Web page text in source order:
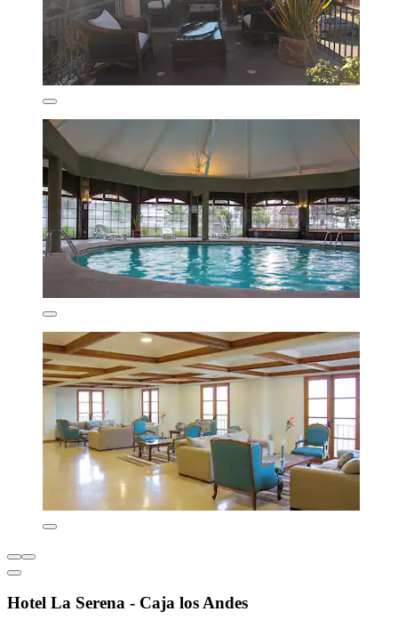
Hotel La Serena - Caja los Andes